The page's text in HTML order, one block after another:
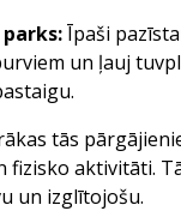
Īpaši
un ļauj
tās
fizisko aktivitāti.
un izglītojošu.